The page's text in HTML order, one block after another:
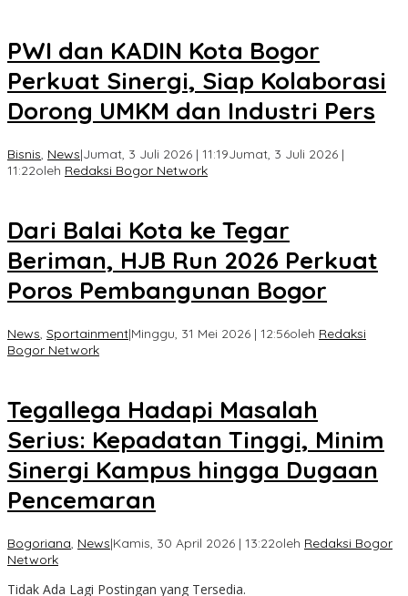
PWI dan KADIN Kota Bogor
Perkuat Sinergi, Siap Kolaborasi
Dorong UMKM dan Industri Pers
Bisnis, News|Jumat, 3 Juli 2026 | 11:19Jumat, 3 Juli 2026 |
11:22oleh Redaksi Bogor Network
Dari Balai Kota ke Tegar
Beriman, HJB Run 2026 Perkuat
Poros Pembangunan Bogor
News, Sportainment|Minggu, 31 Mei 2026 | 12:56oleh Redaksi
Bogor Network
Tegallega Hadapi Masalah
Serius: Kepadatan Tinggi, Minim
Sinergi Kampus hingga Dugaan
Pencemaran
Bogoriana, News|Kamis, 30 April 2026 | 13:22oleh Redaksi Bogor
Network
Tidak Ada Lagi Postingan yang Tersedia.